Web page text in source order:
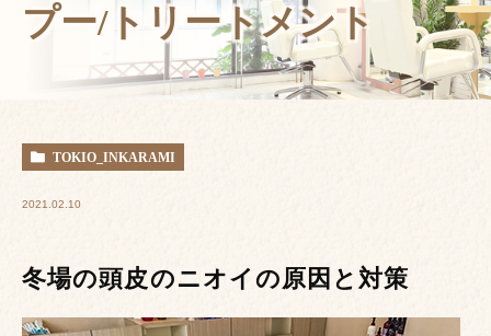
プー/トリートメント
TOKIO_INKARAMI
2021.02.10
冬場の頭皮のニオイの原因と対策